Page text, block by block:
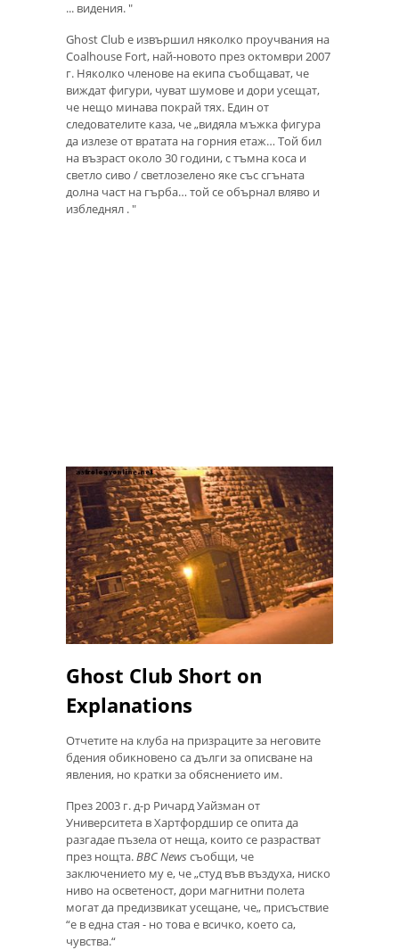
... видения. "
Ghost Club е извършил няколко проучвания на
Coalhouse Fort, най-новото през октомври 2007
г. Няколко членове на екипа съобщават, че
виждат фигури, чуват шумове и дори усещат,
че нещо минава покрай тях. Един от
следователите каза, че „видяла мъжка фигура
да излезе от вратата на горния етаж… Той бил
на възраст около 30 години, с тъмна коса и
светло сиво / светлозелено яке със сгъната
долна част на гърба… той се обърнал вляво и
избледнял . "
Ghost Club Short on
Explanations
Отчетите на клуба на призраците за неговите
бдения обикновено са дълги за описване на
явления, но кратки за обяснението им.
През 2003 г. д-р Ричард Уайзман от
Университета в Хартфордшир се опита да
разгадае пъзела от неща, които се разрастват
през нощта.BBC News съобщи, че
заключението му е, че „студ във въздуха, ниско
ниво на осветеност, дори магнитни полета
могат да предизвикат усещане, че„ присъствие
“е в една стая - но това е всичко, което са,
чувства.“